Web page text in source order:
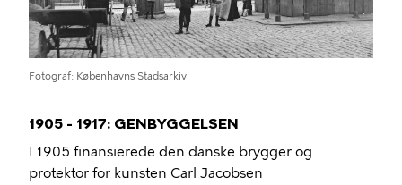
Fotograf Københavns Stadsarkiv
1905 - 1917: GENBYGGELSEN
I 1905 finansierede den danske brygger og
protektor for kunsten Carl Jacobsen